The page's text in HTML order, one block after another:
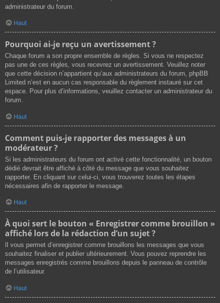
administrateur du forum.
Haut
Pourquoi ai-je reçu un avertissement ?
Chaque forum a son propre ensemble de règles. Si vous ne respectez
pas une de ces règles, vous recevrez un avertissement. Veuillez noter
que cette décision n’appartient qu’aux administrateurs du forum, phpBB
Limited n’est en aucun cas responsable du règlement instauré sur cet
espace. Pour plus d’informations, veuillez contacter un administrateur du
forum.
Haut
Comment puis-je rapporter des messages à un
modérateur ?
Si les administrateurs du forum ont activé cette fonctionnalité, un bouton
dédié devrait être affiché à côté du message que vous souhaitez
rapporter. En cliquant sur celui-ci, vous trouverez toutes les étapes
nécessaires afin de rapporter le message.
Haut
À quoi sert le bouton « Enregistrer comme brouillon »
affiché lors de la rédaction d’un sujet ?
Il vous permet d’enregistrer comme brouillons les messages que vous
souhaitez finaliser et publier ultérieurement. Vous pouvez reprendre les
messages enregistrés comme brouillons depuis le panneau de contrôle
de l’utilisateur.
Haut